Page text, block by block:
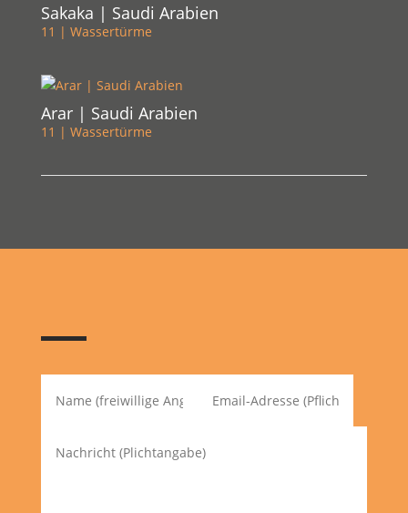
Sakaka | Saudi Arabien
11 | Wassertürme
Arar | Saudi Arabien
11 | Wassertürme